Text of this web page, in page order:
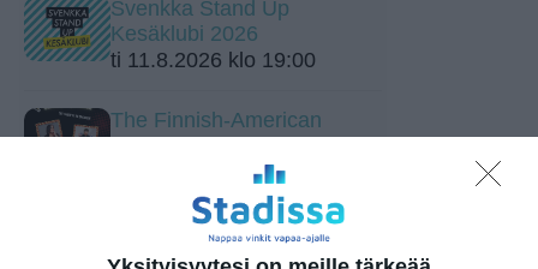
Svenkka Stand Up
Kesäklubi 2026
ti 11.8.2026 klo 19:00
The Finnish-American
Kaisa Pylkkänen and Miska
pe 14.8.2026 klo 19:00